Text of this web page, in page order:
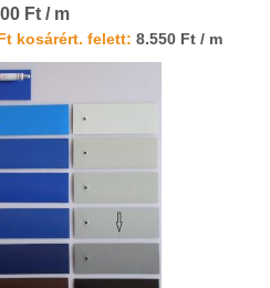
Ft / m
kosárért. felett: 8.550 Ft / m